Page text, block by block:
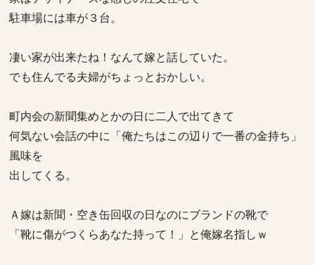
駐車場には車が３台。
凄い家が出来たね！なんて嫁と話していた。
でも住んでる夫婦がちょっとおかしい。
町内会の新聞集めとかの日に二人で出てきて
何気ない会話の中に「俺たちはこの辺りで一番の金持ち」
風味を
出してくる。
Ａ嫁は新聞・空き缶回収の日なのにブランドの靴で
「靴に傷がつくらあなた持って！」と俺嫁名指しｗ